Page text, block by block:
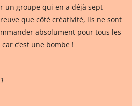
un groupe qui en a déjà sept
que côté créativité, ils ne sont
absolument pour tous les
c’est une bombe !